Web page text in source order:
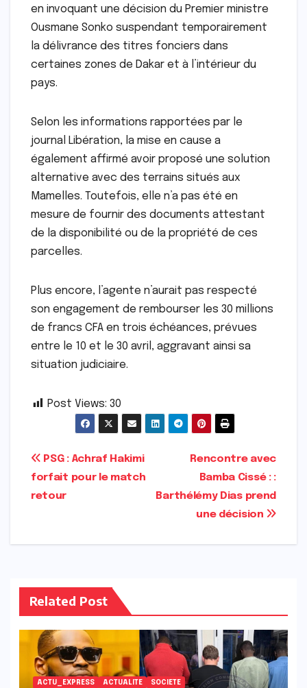
en invoquant une décision du Premier ministre
Ousmane Sonko suspendant temporairement
la délivrance des titres fonciers dans
certaines zones de Dakar et à l’intérieur du
pays.
Selon les informations rapportées par le
journal Libération, la mise en cause a
également affirmé avoir proposé une solution
alternative avec des terrains situés aux
Mamelles. Toutefois, elle n’a pas été en
mesure de fournir des documents attestant
de la disponibilité ou de la propriété de ces
parcelles.
Plus encore, l’agente n’aurait pas respecté
son engagement de rembourser les 30 millions
de francs CFA en trois échéances, prévues
entre le 10 et le 30 avril, aggravant ainsi sa
situation judiciaire.
Post Views: 30
Navigation
de
Rencontre avec
Bamba Cissé : :
Barthélémy Dias prend
une décision
PSG : Achraf Hakimi
forfait pour le match
retour
Related Post
ACTU_EXPRESS ACTUALITE SOCIETE